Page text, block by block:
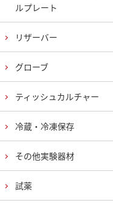
ルプレート
リザーバー
グローブ
ティッシュカルチャー
冷蔵・冷凍保存
その他実験器材
試薬